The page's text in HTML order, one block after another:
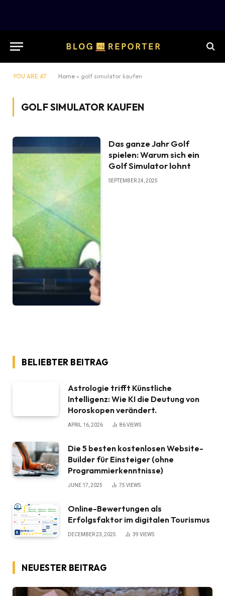
YOU ARE AT: Home » golf simulator kaufen
GOLF SIMULATOR KAUFEN
Das ganze Jahr Golf
spielen: Warum sich ein
Golf Simulator lohnt
SEPTEMBER 24, 2025
BELIEBTER BEITRAG
Astrologie trifft Künstliche
Intelligenz: Wie KI die Deutung von
Horoskopen verändert.
APRIL 16, 2026 86VIEWS
Die 5 besten kostenlosen Website-
Builder für Einsteiger (ohne
Programmierkenntnisse)
JUNE 17, 2025 75 VIEWS
Online-Bewertungen als
Erfolgsfaktor im digitalen Tourismus
DECEMBER 23, 2025 39 VIEWS
NEUESTER BEITRAG